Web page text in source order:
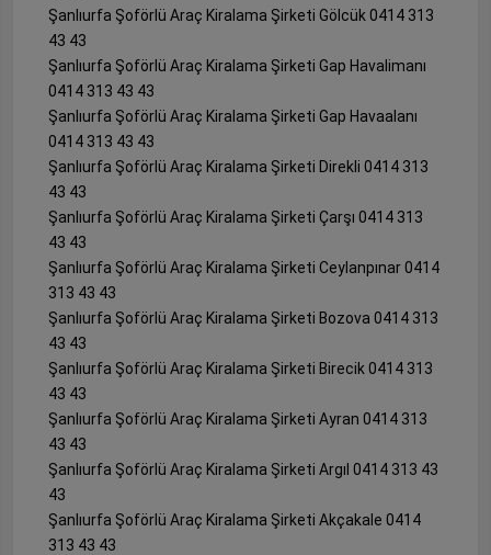
Şanlıurfa Şoförlü Araç Kiralama Şirketi Gölcük 0414 313
43 43
Şanlıurfa Şoförlü Araç Kiralama Şirketi Gap Havalimanı
0414 313 43 43
Şanlıurfa Şoförlü Araç Kiralama Şirketi Gap Havaalanı
0414 313 43 43
Şanlıurfa Şoförlü Araç Kiralama Şirketi Direkli 0414 313
43 43
Şanlıurfa Şoförlü Araç Kiralama Şirketi Çarşı 0414 313
43 43
Şanlıurfa Şoförlü Araç Kiralama Şirketi Ceylanpınar 0414
313 43 43
Şanlıurfa Şoförlü Araç Kiralama Şirketi Bozova 0414 313
43 43
Şanlıurfa Şoförlü Araç Kiralama Şirketi Birecik 0414 313
43 43
Şanlıurfa Şoförlü Araç Kiralama Şirketi Ayran 0414 313
43 43
Şanlıurfa Şoförlü Araç Kiralama Şirketi Argıl 0414 313 43
43
Şanlıurfa Şoförlü Araç Kiralama Şirketi Akçakale 0414
313 43 43